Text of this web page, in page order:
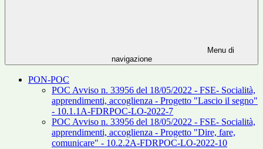
Menu di
navigazione
PON-POC
POC Avviso n. 33956 del 18/05/2022 - FSE- Socialità,
apprendimenti, accoglienza - Progetto "Lascio il segno"
- 10.1.1A-FDRPOC-LO-2022-7
POC Avviso n. 33956 del 18/05/2022 - FSE- Socialità,
apprendimenti, accoglienza - Progetto "Dire, fare,
comunicare" - 10.2.2A-FDRPOC-LO-2022-10